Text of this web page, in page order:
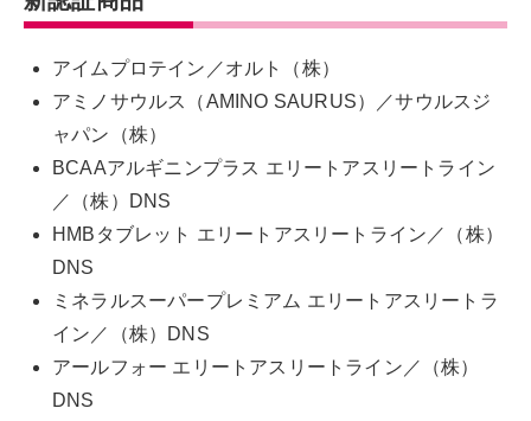
アイムプロテイン／オルト（株）
アミノサウルス（AMINO SAURUS）／サウルスジ
ャパン（株）
BCAAアルギニンプラス エリートアスリートライン
／（株）DNS
HMBタブレット エリートアスリートライン／（株）
DNS
ミネラルスーパープレミアム エリートアスリートラ
イン／（株）DNS
アールフォー エリートアスリートライン／（株）
DNS